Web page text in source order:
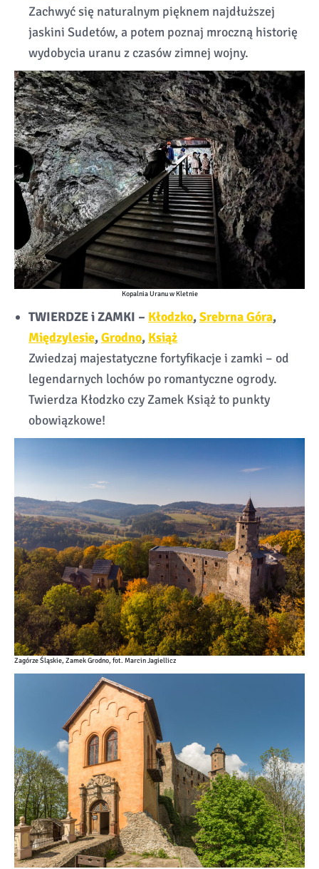
Zachwyć się naturalnym pięknem najdłuższej
jaskini Sudetów, a potem poznaj mroczną historię
wydobycia uranu z czasów zimnej wojny.
Kopalnia Uranu w Kletnie
TWIERDZE i ZAMKI – Kłodzko,Srebrna Góra,
Międzylesie,Grodno, Książ
Zwiedzaj majestatyczne fortyfikacje i zamki – od
legendarnych lochów po romantyczne ogrody.
Twierdza Kłodzko czy Zamek Książ to punkty
obowiązkowe!
Zagórze Śląskie, Zamek Grodno, fot. Marcin Jagiellicz